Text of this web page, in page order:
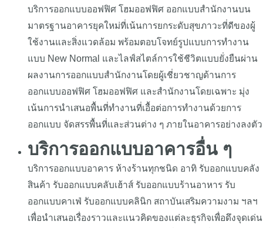
บริการออกแบบออฟฟิศ โฮมออฟฟิศ ออกแบบสำนักงานบน
มาตรฐานอาคารยุคใหม่ที่เน้นการยกระดับสุขภาวะที่ดีของผู้
ใช้งานและสิ่งแวดล้อม พร้อมตอบโจทย์รูปแบบการทำงาน
แบบ New Normal และไลฟ์สไตล์การใช้ชีวิตแบบยั่งยืนผ่าน
ผลงานการออกแบบสำนักงานโดยผู้เชี่ยวชาญด้านการ
ออกแบบออฟฟิศ โฮมออฟฟิศ และสำนักงานโดยเฉพาะ มุ่ง
เน้นการนำเสนอพื้นที่ทำงานที่เอื้อต่อการทำงานด้วยการ
ออกแบบ จัดสรรพื้นที่และส่วนต่าง ๆ ภายในอาคารอย่างลงตัว
บริการออกแบบอาคารอื่น ๆ
บริการออกแบบอาคาร ห้างร้านทุกชนิด อาทิ รับออกแบบคลัง
สินค้า รับออกแบบคลับเฮ้าส์ รับออกแบบร้านอาหาร รับ
ออกแบบคาเฟ่ รับออกแบบคลินิก สถาบันเสริมความงาม ฯลฯ
เพื่อนำเสนอเรื่องราวและแนวคิดของแต่ละธุรกิจเพื่อดึงจุดเด่น